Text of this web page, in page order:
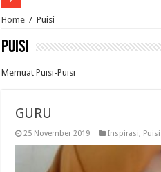
Puluhan Guru Berkumpul di TPN XIII
Home / Puisi
Puisi
Memuat Puisi-Puisi
GURU
25 November 2019 Inspirasi, Puisi